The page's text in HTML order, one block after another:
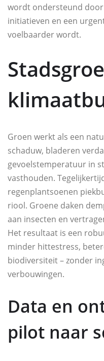
wordt ondersteund
initiatieven en een
voelbaarder wordt.
Groen werkt als een
schaduw, bladeren
gevoelstemperatuur in
vasthouden.
regenplantsoenen
riool. Groene daken
aan insecten en
Het resultaat is een
minder hittestress,
biodiversiteit – zonder
verbouwingen.
Data en
pilot naar